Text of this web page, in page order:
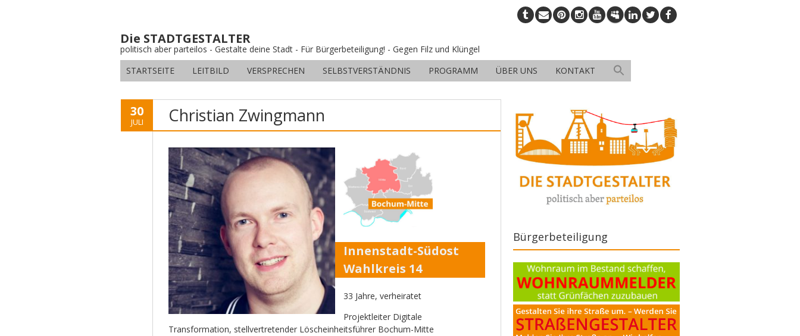
Die STADTGESTALTER
politisch aber parteilos - Gestalte deine Stadt - Für Bürgerbeteiligung! - Gegen Filz und Klüngel
STARTSEITE
LEITBILD VERSPRECHEN SELBSTVERSTÄNDNIS PROGRAMM ÜBER UNS KONTAKT
30
JULI Christian Zwingmann
Innenstadt-Südost
Wahlkreis 14
33 Jahre, verheiratet
Projektleiter Digitale
Transformation, stellvertretender Löscheinheitsführer Bochum-Mitte
Bürgerbeteiligung